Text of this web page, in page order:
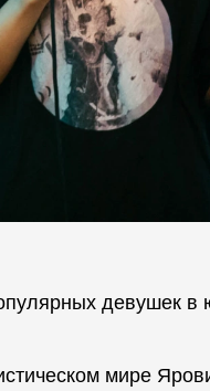
девушек в
мире